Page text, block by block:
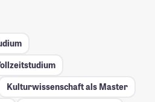
Kulturwissenschaft als Master